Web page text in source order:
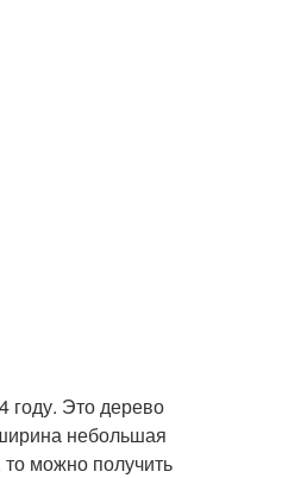
году. Это дерево
небольшая
можно получить